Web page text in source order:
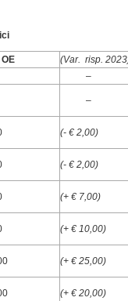
(Var. risp.
–
–
(- € 2,00)
(- € 2,00)
(+ € 7,00)
(+ € 10,00)
(+ € 25,00)
(+ € 20,00)